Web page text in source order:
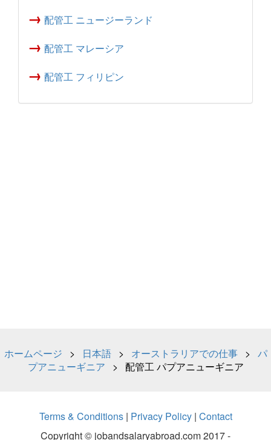
→ 配管工 ニュージーランド
→ 配管工 マレーシア
→ 配管工 フィリピン
ホームページ > 日本語> オーストラリアでの仕事> パ
プアニューギニア > 配管工 パプアニューギニア
Terms & Conditions| Privacy Policy| Contact
Copyright © jobandsalaryabroad.com 2017 -